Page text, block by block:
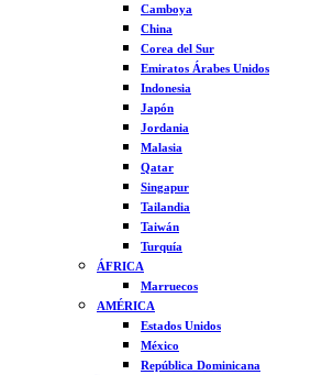
Camboya
China
Corea del Sur
Emiratos Árabes Unidos
Indonesia
Japón
Jordania
Malasia
Qatar
Singapur
Tailandia
Taiwán
Turquía
ÁFRICA
Marruecos
AMÉRICA
Estados Unidos
México
República Dominicana